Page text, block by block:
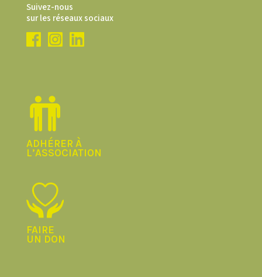
Suivez-nous
sur les réseaux sociaux
ADHÉRER À
L’ASSOCIATION
FAIRE
UN DON